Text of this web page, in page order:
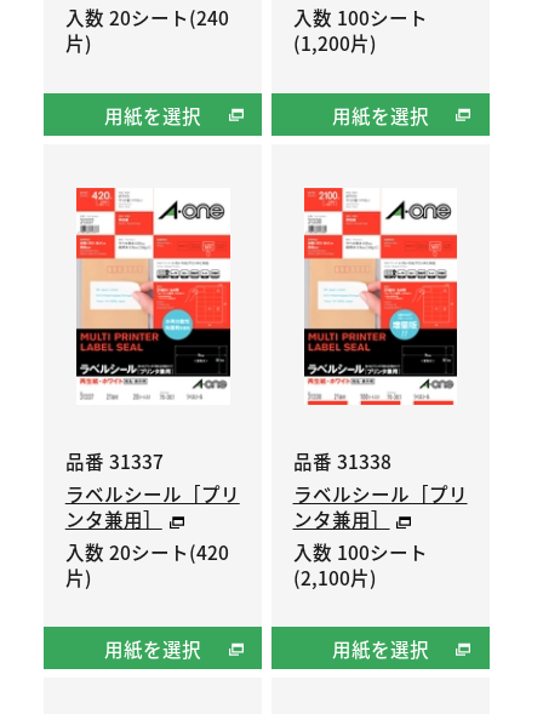
入数 20シート(240
片)
用紙を選択
入数 100シート
(1,200片)
用紙を選択
品番 31337
ラベルシール［プリ
ンタ兼用］
入数 20シート(420
片)
用紙を選択
品番 31338
ラベルシール［プリ
ンタ兼用］
入数 100シート
(2,100片)
用紙を選択